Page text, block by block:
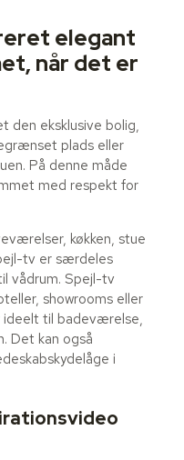
elegant
når det er
den eksklusive bolig,
plads eller
På denne måde
med respekt for
køkken, stue
tv er særdeles
vådrum. Spejl-tv
showrooms eller
ideelt til badeværelse,
Det kan også
i